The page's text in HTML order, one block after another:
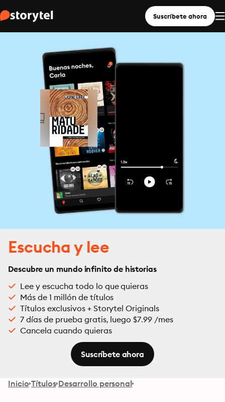
Suscríbete ahora
Escucha y lee
Descubre un mundo infinito de historias
Lee y escucha todo lo que quieras
Más de 1 millón de títulos
Títulos exclusivos + Storytel Originals
7 días de prueba gratis, luego $7.99 /mes
Cancela cuando quieras
Suscríbete ahora
Inicio Títulos Desarrollo personal